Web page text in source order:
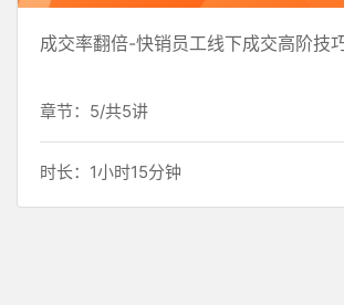
成交率翻倍-快销员工线下成交高阶技
章节：5/共5讲
时长：1小时15分钟